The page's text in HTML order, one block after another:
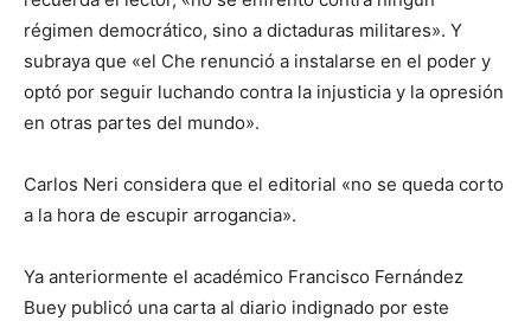
régimen democrático, sino a dictaduras militares». Y
subraya que «el Che renunció a instalarse en el poder y
optó por seguir luchando contra la injusticia y la opresión
en otras partes del mundo».
Carlos Neri considera que el editorial «no se queda corto
a la hora de escupir arrogancia».
Ya anteriormente el académico Francisco Fernández
Buey publicó una carta al diario indignado por este